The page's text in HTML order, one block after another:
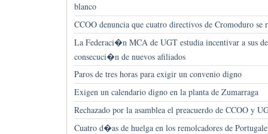
blanco
CCOO denuncia que cuatro directivos de Cromoduro
La Federaci�n MCA de UGT estudia incentivar a sus
consecuci�n de nuevos afiliados
Paros de tres horas para exigir un convenio digno
Exigen un calendario digno en la planta de Zumarraga
Rechazado por la asamblea el preacuerdo de CCOO y
Cuatro d�as de huelga en los remolcadores de